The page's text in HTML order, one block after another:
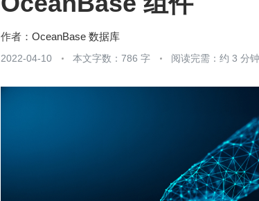
团队管理 程序员 运维
作者： OceanBase 数据库
2022-04-10 本文字数：786 字 阅读完需：约 3 分钟